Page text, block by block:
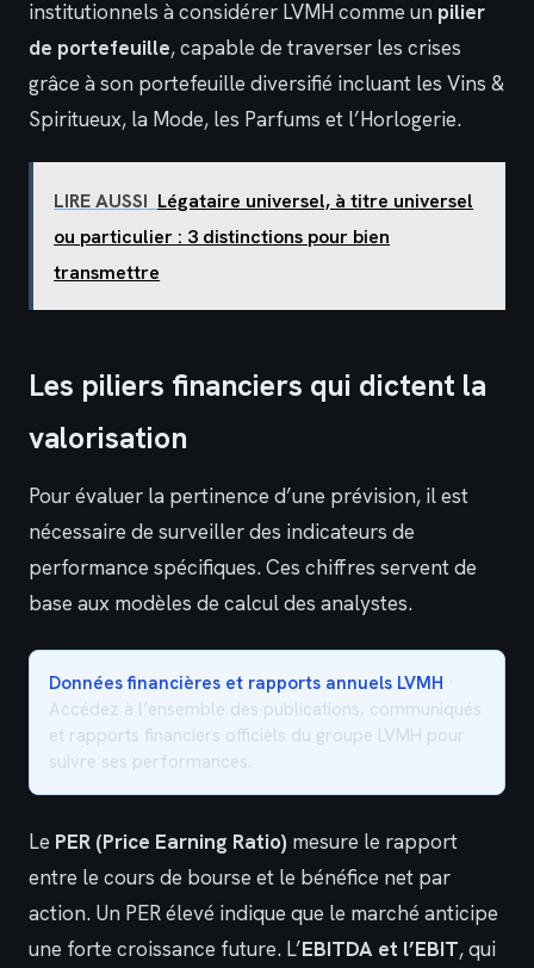
institutionnels à considérer LVMH comme un pilier
de portefeuille, capable de traverser les crises
grâce à son portefeuille diversifié incluant les Vins &
Spiritueux, la Mode, les Parfums et l’Horlogerie.
LIRE AUSSI Légataire universel, à titre universel
ou particulier : 3 distinctions pour bien
transmettre
Les piliers financiers qui dictent la
valorisation
Pour évaluer la pertinence d’une prévision, il est
nécessaire de surveiller des indicateurs de
performance spécifiques. Ces chiffres servent de
base aux modèles de calcul des analystes.
Données financières et rapports annuels LVMH ·
Accédez à l’ensemble des publications, communiqués
et rapports financiers officiels du groupe LVMH pour
suivre ses performances.
Le PER (Price Earning Ratio) mesure le rapport
entre le cours de bourse et le bénéfice net par
action. Un PER élevé indique que le marché anticipe
une forte croissance future. L’EBITDA et l’EBIT, qui